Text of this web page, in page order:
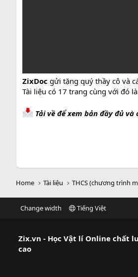
ZixDoc gửi tặng quý thầy cô và
Tài liệu có 17 trang cùng với đó
Tải về để xem bản đầy đủ và
Home Tài liệu THCS (chương trình
Change width Tiếng Việt
Zix.vn - Học Vật lí Online chất
cao